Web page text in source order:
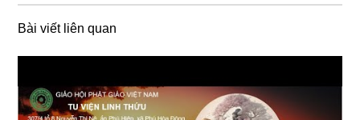
Bài viết liên quan